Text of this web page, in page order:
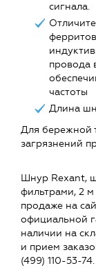
сигнала.
провода
частоты
Длина
Для бережной
загрязнений
Шнур Rexant,
фильтрами, 2
продаже на
официальной
наличии на
и прием
(499) 110-53-74.